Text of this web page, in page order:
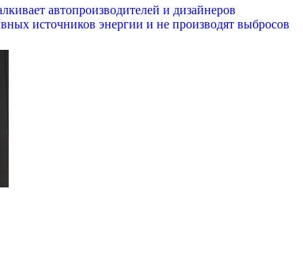
автопроизводителей и дизайнеров
источников энергии и не производят выбросов